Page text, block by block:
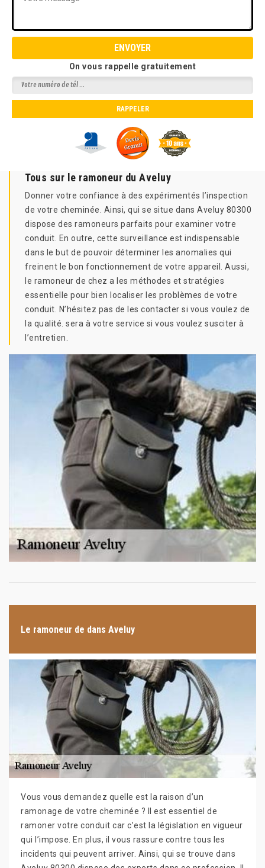
On vous rappelle gratuitement
Tous sur le ramoneur du Aveluy
Donner votre confiance à des expérimentés l’inspection
de votre cheminée. Ainsi, qui se situe dans Aveluy 80300
dispose des ramoneurs parfaits pour examiner votre
conduit. En outre, cette surveillance est indispensable
dans le but de pouvoir déterminer les anomalies qui
freinent le bon fonctionnement de votre appareil. Aussi,
le ramoneur de chez a les méthodes et stratégies
essentielle pour bien localiser les problèmes de votre
conduit. N’hésitez pas de les contacter si vous voulez de
la qualité. sera à votre service si vous voulez susciter à
l’entretien.
Le ramoneur de dans Aveluy
Vous vous demandez quelle est la raison d’un
ramonage de votre cheminée ? Il est essentiel de
ramoner votre conduit car c’est la législation en vigueur
qui l’impose. En plus, il vous rassure contre tous les
incidents qui peuvent arriver. Ainsi, qui se trouve dans